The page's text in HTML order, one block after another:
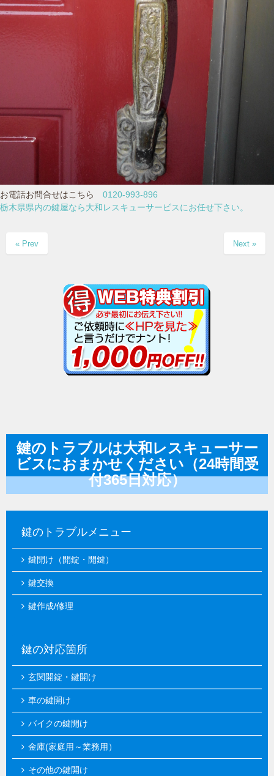
お電話お問合せはこちら 0120-993-896
栃木県県内の鍵屋なら大和レスキューサービスにお任せ下さい。
« Prev Next »
鍵のトラブルは大和レスキューサー
ビスにおまかせください（24時間受
付365日対応）
鍵のトラブルメニュー
鍵開け（開錠・開鍵）
鍵交換
鍵作成/修理
鍵の対応箇所
玄関開錠・鍵開け
車の鍵開け
バイクの鍵開け
金庫(家庭用～業務用）
その他の鍵開け